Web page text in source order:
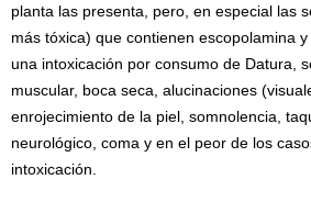
planta las presenta, pero, en especial las
más tóxica) que contienen escopolamina
una intoxicación por consumo de Datura,
muscular, boca seca, alucinaciones
enrojecimiento de la piel, somnolencia,
neurológico, coma y en el peor de los
intoxicación.